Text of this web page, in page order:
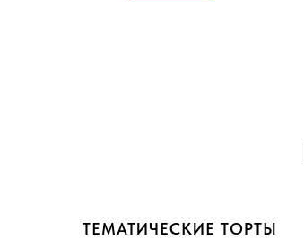
ТЕМАТИЧЕСКИЕ ТОРТЫ